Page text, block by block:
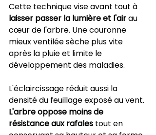
Cette technique vise avant tout à
laisser passer la lumière et l'air au
cœur de l'arbre. Une couronne
mieux ventilée sèche plus vite
après la pluie et limite le
développement des maladies.
L'éclaircissage réduit aussi la
densité du feuillage exposé au vent.
L'arbre oppose moins de
résistance aux rafales tout en